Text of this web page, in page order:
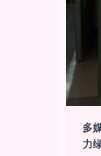
多
力